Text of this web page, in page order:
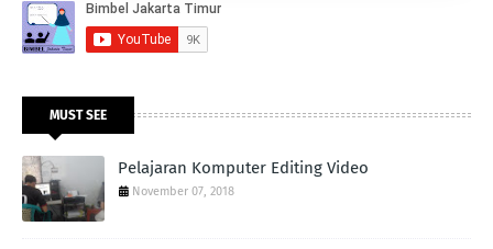
MUST SEE
Pelajaran Komputer Editing Video
November 07, 2018